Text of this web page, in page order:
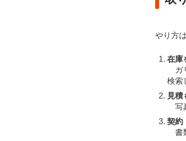
やり方
在庫
ガ
検索
見積
写
契約
書